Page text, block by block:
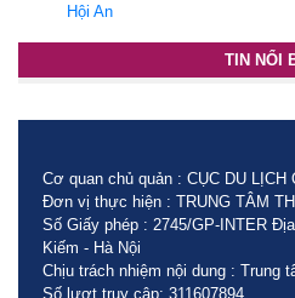
Hội An
TIN NỔI
Cơ quan chủ quản : CỤC DU LỊCH
Đơn vị thực hiện : TRUNG TÂM
Số Giấy phép : 2745/GP-INTER
Kiếm - Hà Nội
Chịu trách nhiệm nội dung : Trung
Số lượt truy cập: 311607894